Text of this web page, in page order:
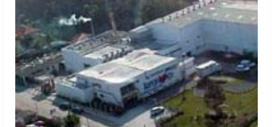
70%
da
produção
após
chuvas
em
SC
Moda vende US$63,7 bilhões em
produtos licenciados